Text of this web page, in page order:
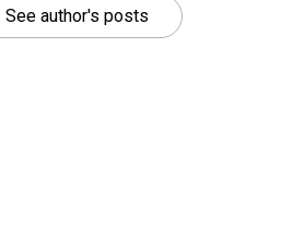
See author's posts